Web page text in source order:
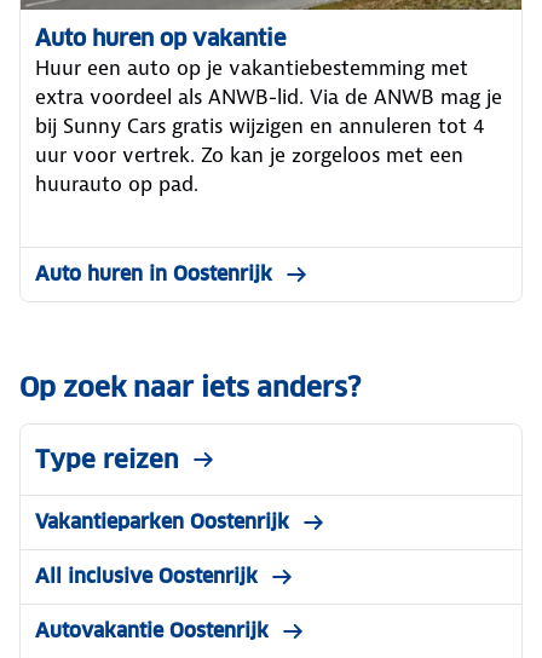
Auto huren op vakantie
Huur een auto op je vakantiebestemming met
extra voordeel als ANWB-lid. Via de ANWB mag je
bij Sunny Cars gratis wijzigen en annuleren tot 4
uur voor vertrek. Zo kan je zorgeloos met een
huurauto op pad.
Auto huren in Oostenrijk
Op zoek naar iets anders?
Type reizen
Vakantieparken Oostenrijk
All inclusive Oostenrijk
Autovakantie Oostenrijk